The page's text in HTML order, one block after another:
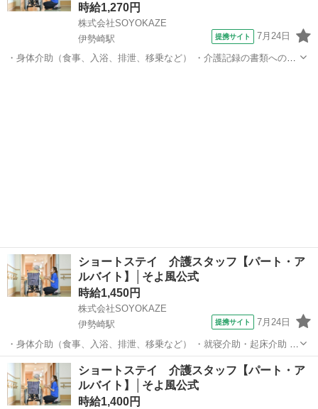
時給1,270円
株式会社SOYOKAZE
伊勢崎駅
提携サイト 7月24日
・身体介助（食事、入浴、排泄、移乗など） ・介護記録の書類への記
ショートステイ 介護スタッフ【パート・ア
ルバイト】│そよ風公式
時給1,450円
株式会社SOYOKAZE
伊勢崎駅
提携サイト 7月24日
・身体介助（食事、入浴、排泄、移乗など） ・就寝介助・起床介助 ・
介護記録の書類への記入（ご利用報告など、簡単なＰＣ操作） ・機能
訓練補助業務 ・レクリエーションや体操の実施 ・清掃、洗濯などの間
接業務 ・食事の準備、お茶と...
群馬 伊勢崎市 伊勢崎駅 介護
ショートステイ 介護スタッフ【パート・ア
ルバイト】│そよ風公式
時給1,400円